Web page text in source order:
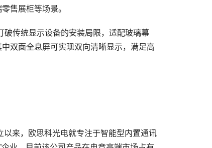
售展柜等场景。
传统显示设备的安装局限，适配玻璃幕
双面全息屏可实现双向清晰显示，满足高
来，欧思科光电就专注于智能型内置通讯